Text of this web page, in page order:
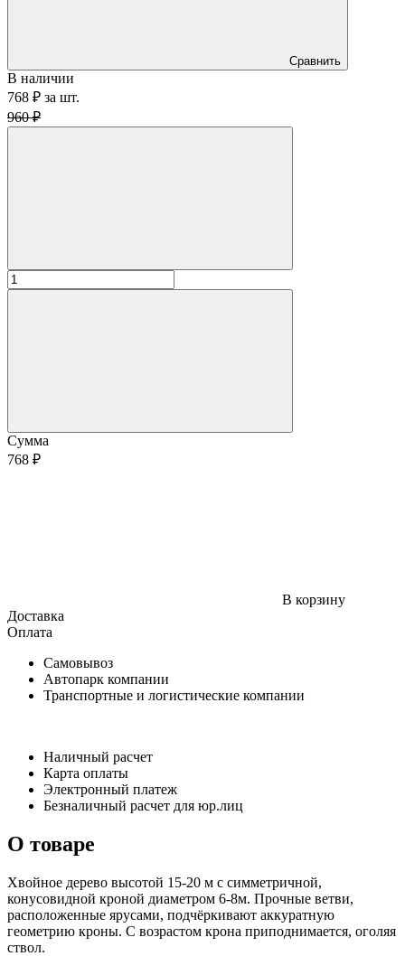
Сравнить
В наличии
768 ₽ за шт.
960 ₽
Сумма
768 ₽
В корзину
Доставка
Оплата
Самовывоз
Автопарк компании
Транспортные и логистические компании
Наличный расчет
Карта оплаты
Электронный платеж
Безналичный расчет для юр.лиц
О товаре
Хвойное дерево высотой 15-20 м с симметричной,
конусовидной кроной диаметром 6-8м. Прочные ветви,
расположенные ярусами, подчёркивают аккуратную
геометрию кроны. С возрастом крона приподнимается, оголяя
ствол.